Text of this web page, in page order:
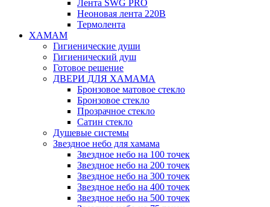
Лента SWG PRO
Неоновая лента 220В
Термолента
ХАМАМ
Гигиенические души
Гигиенический душ
Готовое решение
ДВЕРИ ДЛЯ ХАМАМА
Бронзовое матовое стекло
Бронзовое стекло
Прозрачное стекло
Сатин стекло
Душевые системы
Звездное небо для хамама
Звездное небо на 100 точек
Звездное небо на 200 точек
Звездное небо на 300 точек
Звездное небо на 400 точек
Звездное небо на 500 точек